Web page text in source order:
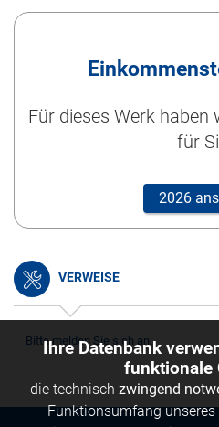
Für dieses Werk haben
für
2026
VERWEISE
Bitte melden Sie sich an.
Ihre Datenbank
funktionale
die technisch zwingend
Funktionsumfang